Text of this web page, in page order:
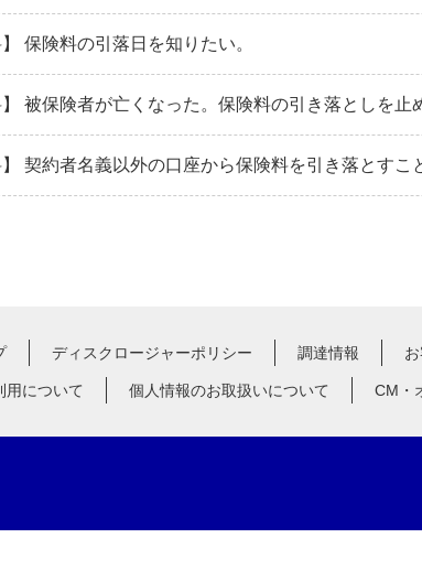
】 保険料の引落日を知りたい。
】 被保険者が亡くなった。保険料の引き落としを止
】 契約者名義以外の口座から保険料を引き落とすこ
ディスクロージャーポリシー 調達情報
用について 個人情報のお取扱いについて CM・